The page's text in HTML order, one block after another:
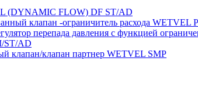
(DYNAMIC FLOW) DF ST/AD
клапан -ограничитель расхода WETVEL
перепада давления с функцией
ST/AD
клапан/клапан партнер WETVEL SMP